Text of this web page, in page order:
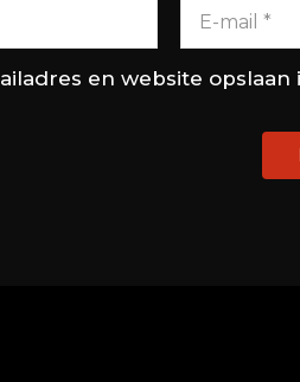
en website